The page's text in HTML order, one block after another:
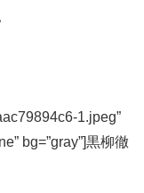
1.jpeg”
bg=”gray”]黒柳徹